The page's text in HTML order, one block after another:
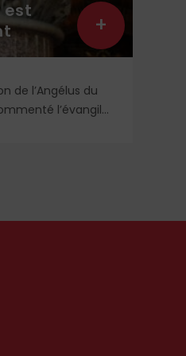
est
de l’Angélus du
l’évangile
+